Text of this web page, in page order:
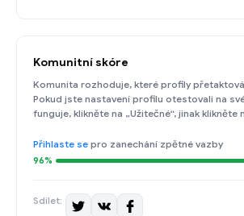
Komunitní skóre
Komunita rozhoduje, které profily
Pokud jste nastavení profilu otestovali na
funguje, klikněte na „Užitečné“, jinak klikněte
Přihlaste se pro zanechání zpětné vazby
96%
Sdílet: